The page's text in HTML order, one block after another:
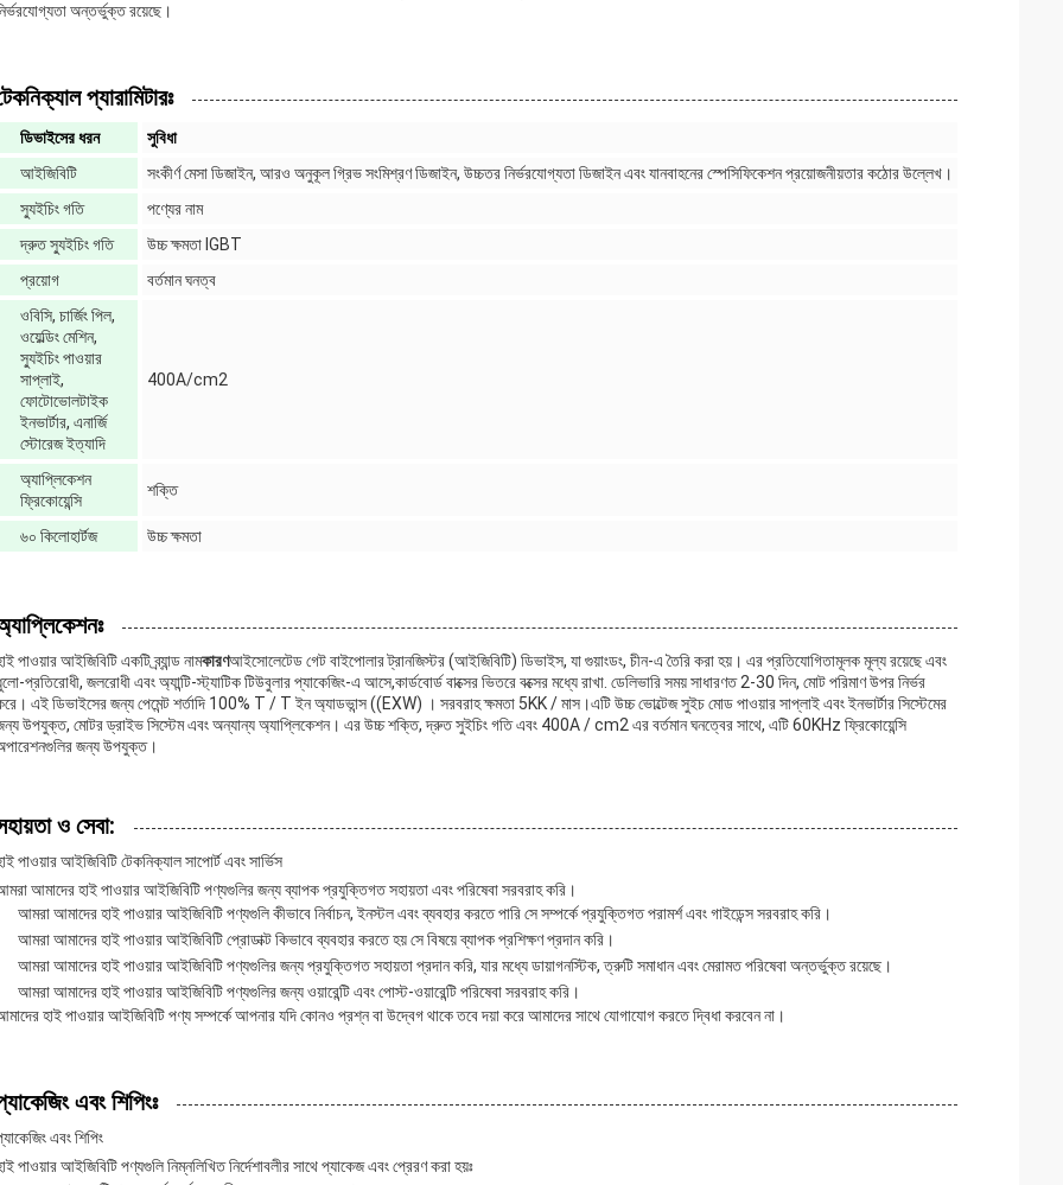
অন্তর্ভুক্ত রয়েছে।
প্যারামিটারঃ
ডিভাইসের ধরন
সুবিধা
আইজিবিটি
সংকীর্ণ মেসা ডিজাইন, আরও অনুকূল গ্রিভ সংমিশ্রণ ডিজাইন, উচ্চতর নির্ভরযোগ্যতা ডিজাইন এবং যানবাহনের স্পেসিফিকেশন প্রয়োজনীয়তার কঠোর উল্লেখ।
স্যুইচিং গতি
পণ্যের নাম
দ্রুত স্যুইচিং গতি
উচ্চ ক্ষমতা IGBT
প্রয়োগ
বর্তমান ঘনত্ব
ওবিসি, চার্জিং পিল,
ওয়েল্ডিং মেশিন,
স্যুইচিং পাওয়ার
সাপ্লাই,
ফোটোভোলটাইক
ইনভার্টার, এনার্জি
স্টোরেজ ইত্যাদি
400A/cm2
অ্যাপ্লিকেশন
ফ্রিকোয়েন্সি
শক্তি
৬০ কিলোহার্টজ উচ্চ ক্ষমতা
পাওয়ার আইজিবিটি একটি ব্র্যান্ড নামকারণআইসোলেটেড গেট বাইপোলার ট্রানজিস্টর (আইজিবিটি) ডিভাইস, যা গুয়াংডং, চীন-এ তৈরি করা হয়। এর প্রতিযোগিতামূলক মূল্য রয়েছে এবং
প্রতিরোধী, জলরোধী এবং অ্যান্টি-স্ট্যাটিক টিউবুলার প্যাকেজিং-এ আসে,কার্ডবোর্ড বাক্সের ভিতরে বক্সের মধ্যে রাখা. ডেলিভারি সময় সাধারণত 2-30 দিন, মোট পরিমাণ উপর নির্ভর
এই ডিভাইসের জন্য পেমেন্ট শর্তাদি 100% T / T ইন অ্যাডভান্স ((EXW) । সরবরাহ ক্ষমতা 5KK / মাস।এটি উচ্চ ভোল্টেজ সুইচ মোড পাওয়ার সাপ্লাই এবং ইনভার্টার সিস্টেমের
উপযুক্ত, মোটর ড্রাইভ সিস্টেম এবং অন্যান্য অ্যাপ্লিকেশন। এর উচ্চ শক্তি, দ্রুত সুইচিং গতি এবং 400A / cm2 এর বর্তমান ঘনত্বের সাথে, এটি 60KHz ফ্রিকোয়েন্সি
জন্য উপযুক্ত।
ও সেবা:
পাওয়ার আইজিবিটি টেকনিক্যাল সাপোর্ট এবং সার্ভিস
আমাদের হাই পাওয়ার আইজিবিটি পণ্যগুলির জন্য ব্যাপক প্রযুক্তিগত সহায়তা এবং পরিষেবা সরবরাহ করি।
আমরা আমাদের হাই পাওয়ার আইজিবিটি পণ্যগুলি কীভাবে নির্বাচন, ইনস্টল এবং ব্যবহার করতে পারি সে সম্পর্কে প্রযুক্তিগত পরামর্শ এবং গাইডেন্স সরবরাহ করি।
আমরা আমাদের হাই পাওয়ার আইজিবিটি প্রোডাক্ট কিভাবে ব্যবহার করতে হয় সে বিষয়ে ব্যাপক প্রশিক্ষণ প্রদান করি।
আমরা আমাদের হাই পাওয়ার আইজিবিটি পণ্যগুলির জন্য প্রযুক্তিগত সহায়তা প্রদান করি, যার মধ্যে ডায়াগনস্টিক, ত্রুটি সমাধান এবং মেরামত পরিষেবা অন্তর্ভুক্ত রয়েছে।
আমরা আমাদের হাই পাওয়ার আইজিবিটি পণ্যগুলির জন্য ওয়ারেন্টি এবং পোস্ট-ওয়ারেন্টি পরিষেবা সরবরাহ করি।
হাই পাওয়ার আইজিবিটি পণ্য সম্পর্কে আপনার যদি কোনও প্রশ্ন বা উদ্বেগ থাকে তবে দয়া করে আমাদের সাথে যোগাযোগ করতে দ্বিধা করবেন না।
এবং শিপিংঃ
এবং শিপিং
পাওয়ার আইজিবিটি পণ্যগুলি নিম্নলিখিত নির্দেশাবলীর সাথে প্যাকেজ এবং প্রেরণ করা হয়ঃ